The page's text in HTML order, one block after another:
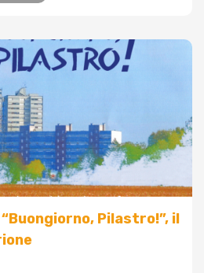
Pilastro!”, il